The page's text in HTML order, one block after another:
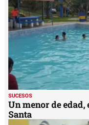
SUCESOS
Un menor de
Santa